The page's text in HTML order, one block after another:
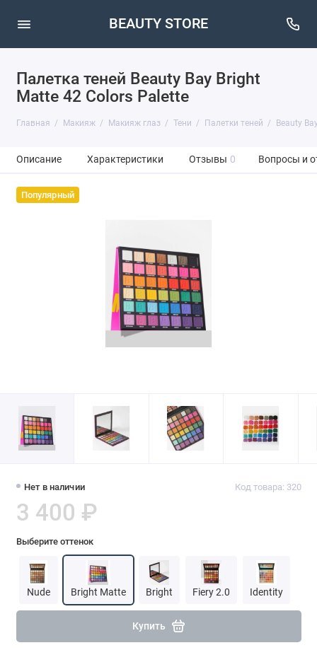
BEAUTY STORE
Палетка теней Beauty Bay Bright
Matte 42 Colors Palette
Главная Макияж Макияж глаз Тени Палетки теней Beauty
Описание Характеристики Отзывы 0 Вопросы и
Популярный
Нет в наличии Код товара: 320
3 400 ₽
Выберите оттенок
Nude Bright Matte Bright Fiery 2.0 Identity
Купить